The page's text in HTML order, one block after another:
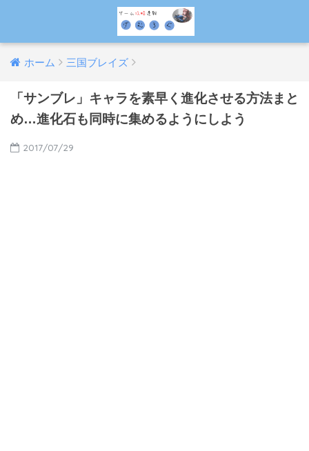
ホーム 三国ブレイズ
「サンブレ」キャラを素早く進化させる方法まと
め…進化石も同時に集めるようにしよう
2017/07/29